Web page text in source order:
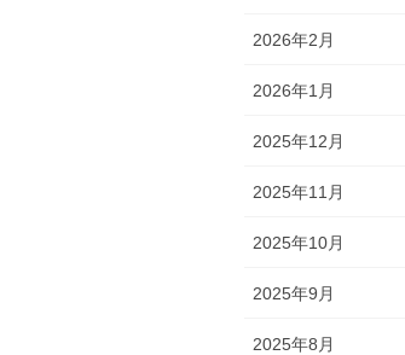
2026年2月
2026年1月
2025年12月
2025年11月
2025年10月
2025年9月
2025年8月